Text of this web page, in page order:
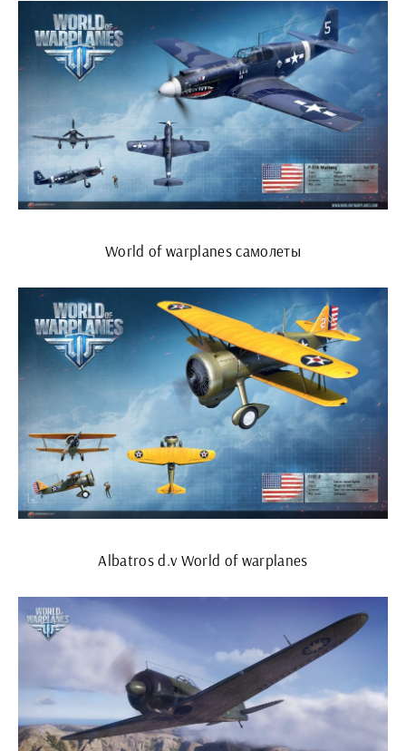
World of warplanes самолеты
Albatros d.v World of warplanes